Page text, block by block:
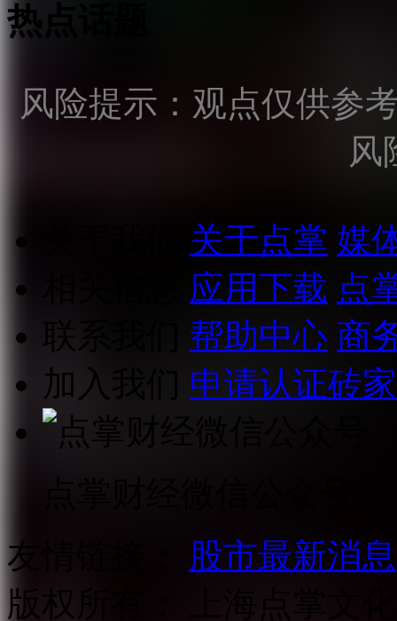
热点话题
风险提示：观点仅供参
风
关于点掌 媒
应用下载 点
联系我们
帮助中心 商
加入我们
申请认证砖家
友情链接：
股市最新消息
版权所有：